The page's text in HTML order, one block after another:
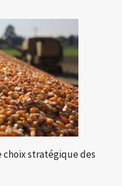
choix stratégique des